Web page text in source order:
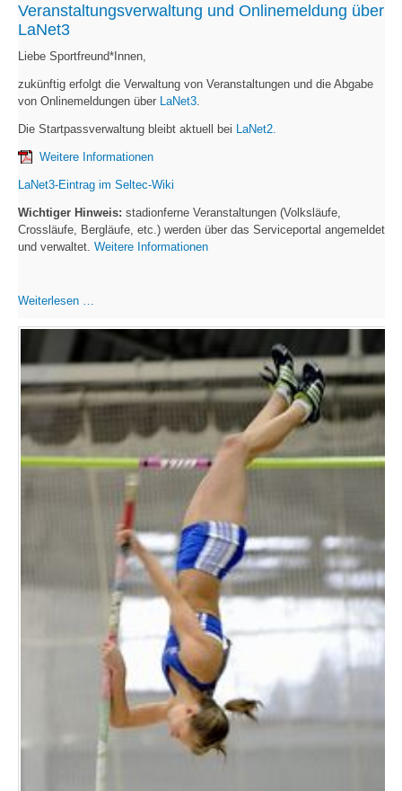
Veranstaltungsverwaltung und Onlinemeldung über
LaNet3
Liebe Sportfreund*Innen,
zukünftig erfolgt die Verwaltung von Veranstaltungen und die Abgabe
von Onlinemeldungen über LaNet3.
Die Startpassverwaltung bleibt aktuell bei LaNet2.
Weitere Informationen
LaNet3-Eintrag im Seltec-Wiki
Wichtiger Hinweis: stadionferne Veranstaltungen (Volksläufe,
Crossläufe, Bergläufe, etc.) werden über das Serviceportal angemeldet
und verwaltet. Weitere Informationen
Weiterlesen …
Onlinemeldung
über